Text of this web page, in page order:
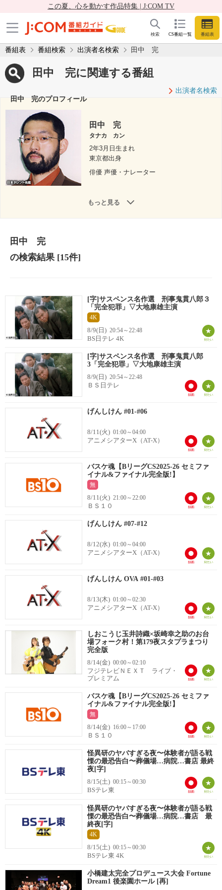
この夏、心を動かす作品特集 | J:COM TV
CS番組一覧 番組表
検索
番組表 番組検索 出演者名検索 田中 完
田中 完に関連する番組
出演者名検索
田中 完のプロフィール
田中 完
タナカ カン
2年3月日生まれ
東京都出身
俳優 声優・ナレーター
もっと見る
田中 完
の検索結果[15件]
[字]サスペンス名作選 刑事鬼貫八郎３
「完全犯罪」▽大地康雄主演
4K
8/9(日) 20:54～22:48
BS日テレ 4K
[字]サスペンス名作選 刑事鬼貫八郎
3「完全犯罪」▽大地康雄主演
8/9(日) 20:54～22:48
ＢＳ日テレ
げんしけん #01-#06
8/11(火) 01:00～04:00
アニメシアターX（AT-X）
バスケ魂【BリーグCS2025-26 セミファ
イナル&ファイナル完全版!】
無
8/11(火) 21:00～22:00
ＢＳ１０
げんしけん #07-#12
8/12(水) 01:00～04:00
アニメシアターX（AT-X）
げんしけん OVA #01-#03
8/13(木) 01:00～02:30
アニメシアターX（AT-X）
しおこうじ玉井詩織×坂崎幸之助のお台
場フォーク村！第179夜スタプラまつり
完全版
8/14(金) 00:00～02:10
フジテレビＮＥＸＴ ライブ・
プレミアム
バスケ魂【BリーグCS2025-26 セミファ
イナル&ファイナル完全版!】
無
8/14(金) 16:00～17:00
ＢＳ１０
怪異研のヤバすぎる夜〜体験者が語る戦
慄の最恐告白〜葬儀場…病院…書店 最終
夜[字]
8/15(土) 00:15～00:30
BSテレ東
怪異研のヤバすぎる夜〜体験者が語る戦
慄の最恐告白〜葬儀場…病院…書店 最
終夜[字]
4K
8/15(土) 00:15～00:30
BSテレ東 4K
小橋建太完全プロデュース大会 Fortune
Dream1 後楽園ホール [再]